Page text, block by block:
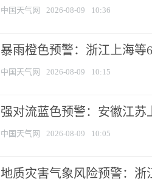
中国天气网 2026-08-09 10:36
暴雨橙色预警：浙江上海等
中国天气网 2026-08-09 10:15
强对流蓝色预警：安徽江苏
中国天气网 2026-08-09 10:05
地质灾害气象风险预警：浙